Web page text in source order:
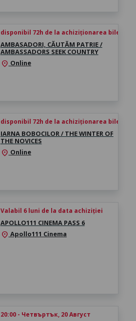
disponibil 72h de la achiziționarea biletului
AMBASADORI, CĂUTĂM PATRIE /
AMBASSADORS SEEK COUNTRY
location_on Online
disponibil 72h de la achiziționarea biletului
IARNA BOBOCILOR / THE WINTER OF
THE NOVICES
location_on Online
Valabil 6 luni de la data achiziției
APOLLO111 CINEMA PASS 6
location_onApollo111 Cinema
20:00 - Четвъртък, 20 Август